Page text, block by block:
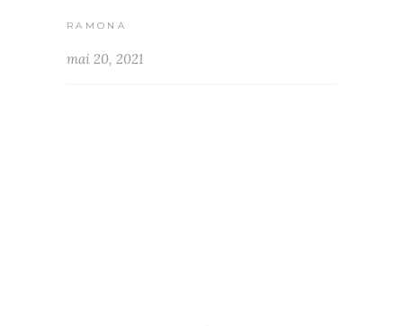
RAMONA
mai 20, 2021